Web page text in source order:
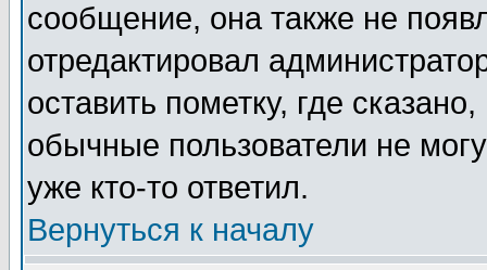
сообщение, она также не
отредактировал
оставить пометку, где
обычные пользователи не
уже кто-то ответил.
Вернуться к началу